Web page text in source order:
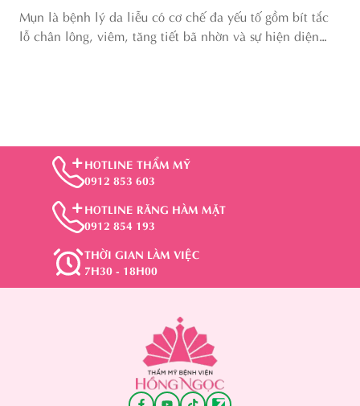
Mụn là bệnh lý da liễu có cơ chế đa yếu tố gồm bít tắc
lỗ chân lông, viêm, tăng tiết bã nhờn và sự hiện diện
HOTLINE THẨM MỸ
0912 853 603
HOTLINE RĂNG HÀM MẶT
0912 854 193
THỜI GIAN LÀM VIỆC
7H30 - 18H00